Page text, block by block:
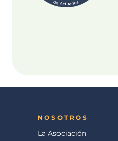
NOSOTROS
La Asociación